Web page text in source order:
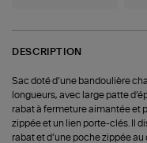
DESCRIPTION
Sac doté d’une bandoulière
longueurs, avec large patte
rabat à fermeture aimantée et
zippée et un lien porte-clés. Il
rabat et d’une poche zippée au